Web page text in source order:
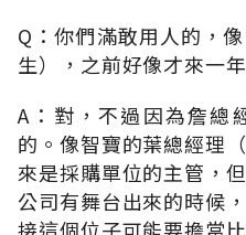
Q：你們滿敢用人的，
生），之前好像才來一
A：對，不過因為詹總
的。像智寶的葉總經理
來是採購單位的主管，
公司有舞台出來的時候
接這個位子可能要擔當